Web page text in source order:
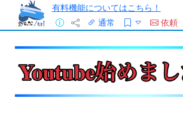
有料機能についてはこちら！
通常
依頼